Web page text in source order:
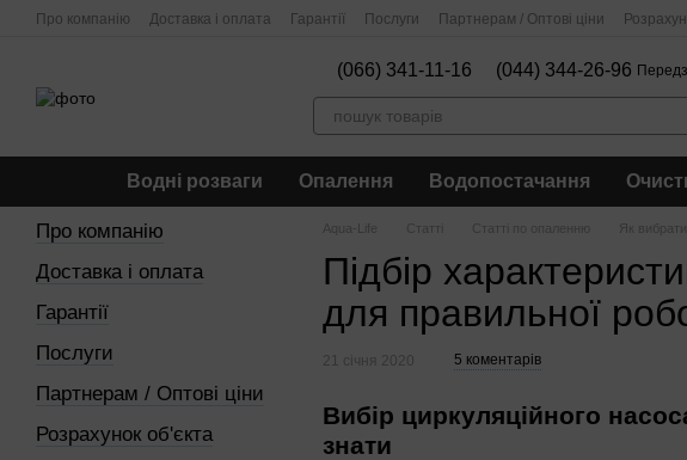
Перейти до основного контенту
Про компанію Доставка і оплата Гарантії Послуги Партнерам / Оптові ціни
(066) 341-11-16 (044) 344-26-96
Водні розваги Опалення Водопостачання
Aqua-Life Статті Статті по опаленню Як
Підбір
для правильної
21 січня 2020 5 коментарів
Вибір циркуляційного
знати
Про компанію
Доставка і оплата
Гарантії
Послуги
Партнерам / Оптові ціни
Розрахунок об'єкта